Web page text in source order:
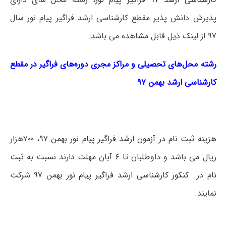
پذیرش دانش پذیر مقطع کارشناسی ارشد فراگیر پیام نور سال
۹۷ از لینک ذیل قابل مشاهده می باشد:
رشته محل‌های تحصیلی و مراکز مجری دوره‌های فراگیر در مقطع
کارشناسی ارشد بهمن ۹۷
هزینه ثبت نام در آزمون ارشد فراگیر پیام نور بهمن ۹۷
، ۷۰۰هزار
ریال می باشد و داوطلبان تا ۶ آبان مهلت دارند نسبت به
ثبت
نام در کنکور کارشناسی ارشد فراگیر پیام نور بهمن ۹۷
شرکت
نمایند.